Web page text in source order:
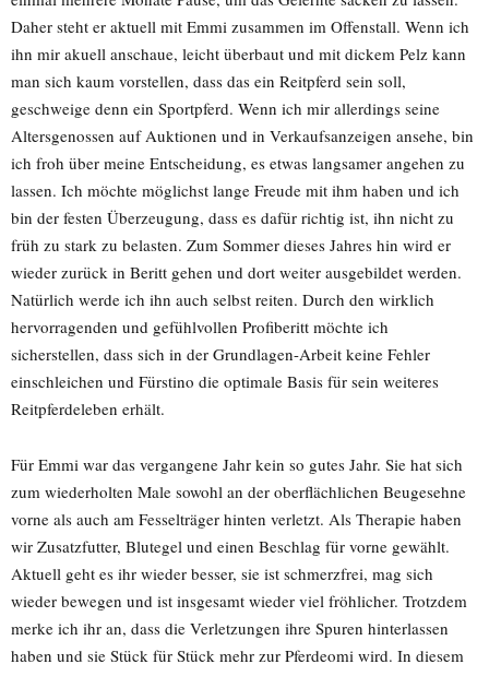
Daher steht er aktuell mit Emmi zusammen im Offenstall. Wenn ich
ihn mir akuell anschaue, leicht überbaut und mit dickem Pelz kann
man sich kaum vorstellen, dass das ein Reitpferd sein soll,
geschweige denn ein Sportpferd. Wenn ich mir allerdings seine
Altersgenossen auf Auktionen und in Verkaufsanzeigen ansehe, bin
ich froh über meine Entscheidung, es etwas langsamer angehen zu
lassen. Ich möchte möglichst lange Freude mit ihm haben und ich
bin der festen Überzeugung, dass es dafür richtig ist, ihn nicht zu
früh zu stark zu belasten. Zum Sommer dieses Jahres hin wird er
wieder zurück in Beritt gehen und dort weiter ausgebildet werden.
Natürlich werde ich ihn auch selbst reiten. Durch den wirklich
hervorragenden und gefühlvollen Profiberitt möchte ich
sicherstellen, dass sich in der Grundlagen-Arbeit keine Fehler
einschleichen und Fürstino die optimale Basis für sein weiteres
Reitpferdeleben erhält.
Für Emmi war das vergangene Jahr kein so gutes Jahr. Sie hat sich
zum wiederholten Male sowohl an der oberflächlichen Beugesehne
vorne als auch am Fesselträger hinten verletzt. Als Therapie haben
wir Zusatzfutter, Blutegel und einen Beschlag für vorne gewählt.
Aktuell geht es ihr wieder besser, sie ist schmerzfrei, mag sich
wieder bewegen und ist insgesamt wieder viel fröhlicher. Trotzdem
merke ich ihr an, dass die Verletzungen ihre Spuren hinterlassen
haben und sie Stück für Stück mehr zur Pferdeomi wird. In diesem